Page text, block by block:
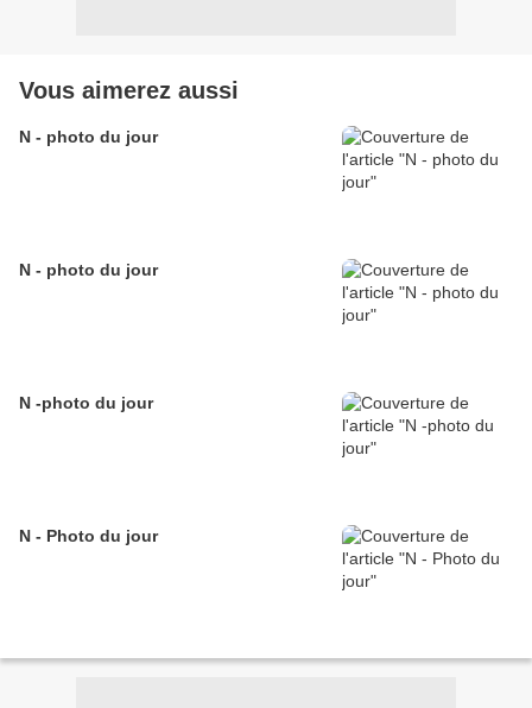
Vous aimerez aussi
N - photo du jour
N - photo du jour
N -photo du jour
N - Photo du jour